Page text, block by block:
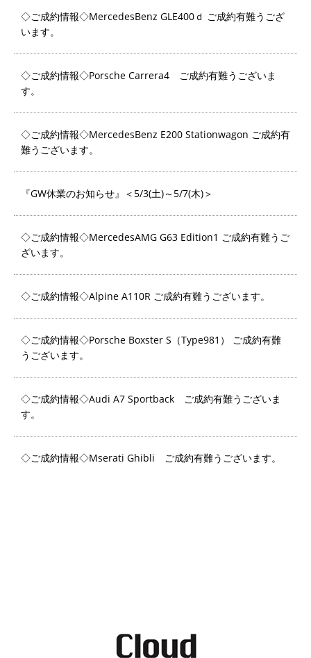
◇ご成約情報◇MercedesBenz GLE400ｄ ご成約有難うござ
います。
◇ご成約情報◇Porsche Carrera4 ご成約有難うございま
す。
◇ご成約情報◇MercedesBenz E200 Stationwagon ご成約有
難うございます。
『GW休業のお知らせ』＜5/3(土)～5/7(木)＞
◇ご成約情報◇MercedesAMG G63 Edition1 ご成約有難うご
ざいます。
◇ご成約情報◇Alpine A110R ご成約有難うございます。
◇ご成約情報◇Porsche Boxster S（Type981） ご成約有難
うございます。
◇ご成約情報◇Audi A7 Sportback ご成約有難うございま
す。
◇ご成約情報◇Mserati Ghibli ご成約有難うございます。